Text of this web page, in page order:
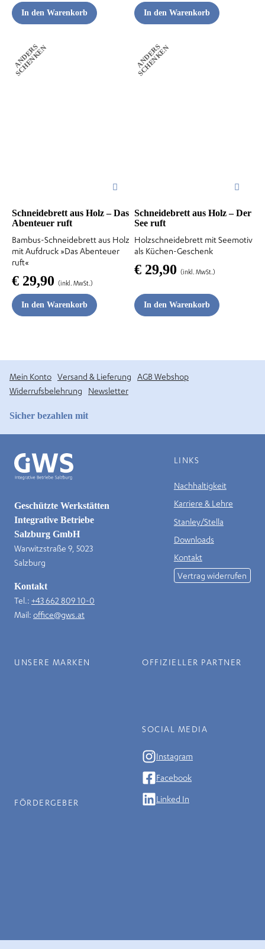
In den Warenkorb In den Warenkorb
A
N
D
E
R
S
S
C
H
E
N
K
E
N
Schneidebrett aus Holz – Das
Abenteuer ruft
Bambus-Schneidebrett aus Holz
mit Aufdruck »Das Abenteuer
ruft«
€ 29,90 (inkl. MwSt.)
In den Warenkorb
A
N
D
E
R
S
S
C
H
E
N
K
E
N
Schneidebrett aus Holz – Der
See ruft
Holzschneidebrett mit Seemotiv
als Küchen-Geschenk
€29,90 (inkl. MwSt.)
In den Warenkorb
Mein Konto Versand & Lieferung
AGB Webshop
Widerrufsbelehrung
Newsletter
Sicher bezahlen mit
Geschützte Werkstätten
Integrative Betriebe
Salzburg GmbH
Warwitzstraße 9, 5023
Salzburg
Kontakt
Tel.: +43 662 809 10-0
Mail: office@gws.at
LINKS
Nachhaltigkeit
Karriere & Lehre
Stanley/Stella
Downloads
Kontakt
Vertrag widerrufen
UNSERE MARKEN
FÖRDERGEBER
OFFIZIELLER PARTNER
SOCIAL MEDIA
Instagram
Facebook
Linked In